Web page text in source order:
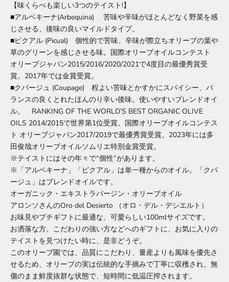
【味くらべも楽しい3つのテイスト!】
■アルベキーナ(Arbequina) 苦味や辛味がほとんどなく野菜を感
じさせる、後味の良いマイルドタイプ。
■ピクアル (Picual) 個性的で苦味、辛味が際立ちオリーブの葉や
草のグリーンを感じさせる味。国際オリーブオイルコンテスト
オリーブジャパン2015/2016/2020/2021で4度目の最優秀賞受
賞。2017年では金賞受賞。
■クパージュ (Coupage) 程よい苦味とかすかにスパイシー、バ
ランスの良くとれたほんのり辛い後味。使いやすいブレンドオイ
ル。 RANKING OF THE WORLD’S BEST ORGANIC OLIVE
OILS 2014/2015で世界第1位受賞。国際オリーブオイルコンテス
ト オリーブジャパン2017/2019で最優秀賞受賞。2023年には多
田俊哉オリーブオイルソムリエ特別金賞受賞。
※テイストにはその年々で“個性”があります。
※「アルベキーナ」「ピクアル」は単一種からのオイル。「クパ
ージュ」はブレンドオイルです。
オーガニック・エキストラバージン・オリーブオイル
アロンソさんのOro del Desierto （オロ・デル・デシエルト）
お味見やプチギフトに最適な、可愛らしい100mlサイズです。
お洒落な方、こだわりの強い方などへのギフトに、お気に入りの
テイストを見つけたい時に、是非どうぞ。
このオリーブ園では、品質にこだわり、量産よりも風味を優先さ
せるため、オリーブの実は伝統的な手摘みで丁寧に収穫され、無
傷のまま鮮度抜群な状態で、短時間に低温圧搾されます。